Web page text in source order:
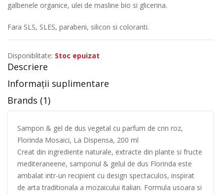
galbenele organice, ulei de masline bio si glicerina.
Fara SLS, SLES, parabeni, silicon si coloranti.
Disponiblitate: Stoc epuizat
Descriere
Informații suplimentare
Brands (1)
Sampon & gel de dus vegetal cu parfum de crin roz,
Florinda Mosaici, La Dispensa, 200 ml
Creat din ingrediente naturale, extracte din plante si fructe
mediteraneene, samponul & gelul de dus Florinda este
ambalat intr-un recipient cu design spectaculos, inspirat
de arta traditionala a mozaicului italian. Formula usoara si